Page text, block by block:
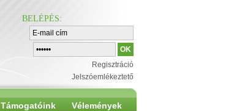
BELÉPÉS:
Regisztráció
Jelszóemlékeztető
Támogatóink Vélemények